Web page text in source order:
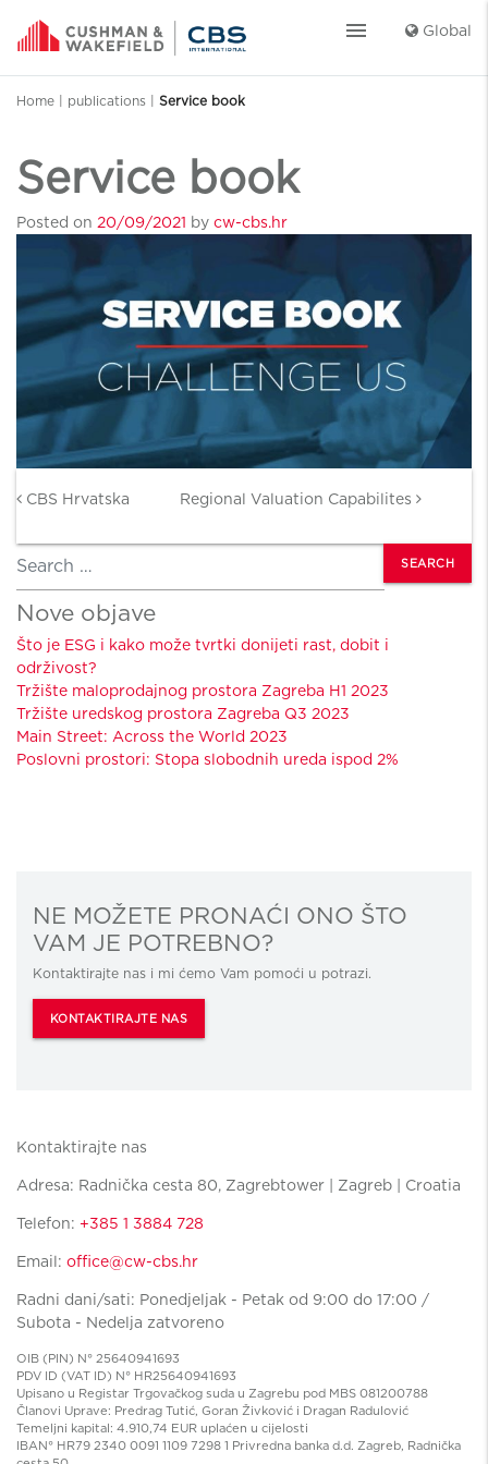
menu Global
Home publications Service book
Service book
Posted on 20/09/2021 by cw-cbs.hr
CBS Hrvatska Regional Valuation Capabilites
Search
Nove objave
Što je ESG i kako može tvrtki donijeti rast, dobit i
održivost?
Tržište maloprodajnog prostora Zagreba H1 2023
Tržište uredskog prostora Zagreba Q3 2023
Main Street: Across the World 2023
Poslovni prostori: Stopa slobodnih ureda ispod 2%
NE MOŽETE PRONAĆI ONO ŠTO
VAM JE POTREBNO?
Kontaktirajte nas i mi ćemo Vam pomoći u potrazi.
KONTAKTIRAJTE NAS
Kontaktirajte nas
Adresa: Radnička cesta 80, Zagrebtower | Zagreb | Croatia
Telefon: +385 1 3884 728
Email: office@cw-cbs.hr
Radni dani/sati: Ponedjeljak - Petak od 9:00 do 17:00 /
Subota - Nedelja zatvoreno
OIB (PIN) N° 25640941693
PDV ID (VAT ID) N° HR25640941693
Upisano u Registar Trgovačkog suda u Zagrebu pod MBS 081200788
Članovi Uprave: Predrag Tutić, Goran Živković i Dragan Radulović
Temeljni kapital: 4.910,74 EUR uplaćen u cijelosti
IBAN° HR79 2340 0091 1109 7298 1 Privredna banka d.d. Zagreb, Radnička